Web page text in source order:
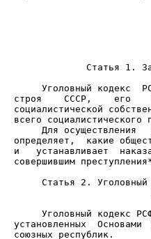
Статья 1.
Уголовный кодекс
строя    СССР,    его
социалистической
Для осуществления
определяет,  какие
и   устанавливает
совершившим
Уголовный кодекс
установленных